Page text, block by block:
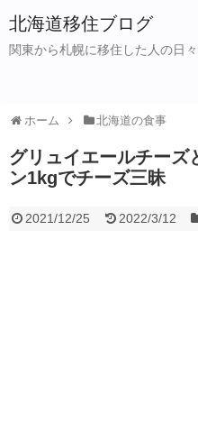
北海道移住ブログ
関東から札幌に移住した人の日
ホーム 北海道の食事
グリュイエールチーズ
ン1kgでチーズ三昧
2021/12/25 2022/3/12